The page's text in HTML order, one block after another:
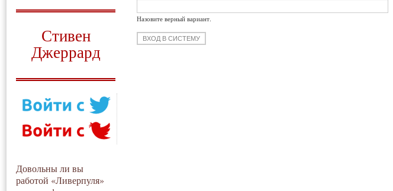
Стивен
Джеррард
Довольны ли вы
работой «Ливерпуля»
Назовите верный вариант.